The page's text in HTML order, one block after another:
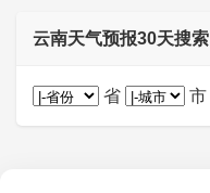
云南天气预报30天搜索
省 市